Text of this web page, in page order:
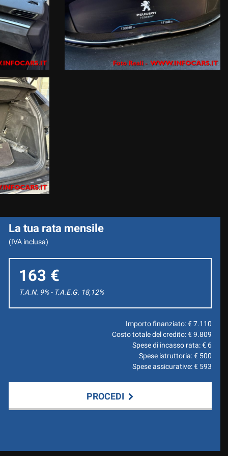
La tua rata mensile
(IVA inclusa)
163 €
T.A.N. 9% - T.A.E.G. 18,12%
Importo finanziato: €7.110
Costo totale del credito: €9.809
Spese di incasso rata: € 6
Spese istruttoria: € 500
Spese assicurative: € 593
PROCEDI